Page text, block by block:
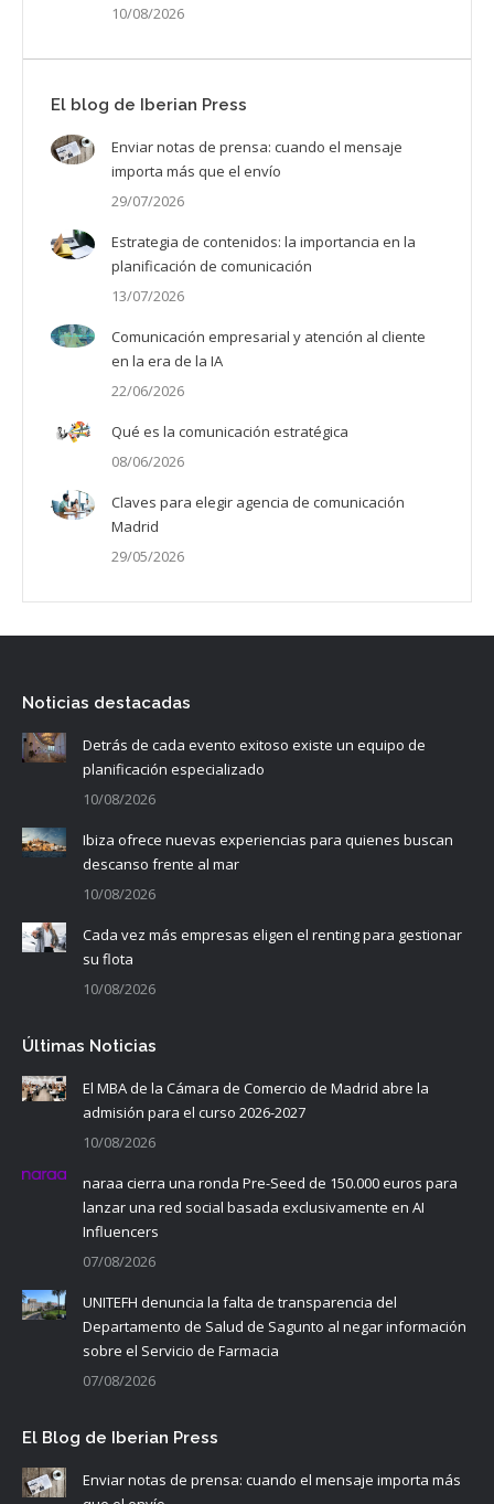
10/08/2026
El blog de Iberian Press
Enviar notas de prensa: cuando el mensaje
importa más que el envío
29/07/2026
Estrategia de contenidos: la importancia en la
planificación de comunicación
13/07/2026
Comunicación empresarial y atención al cliente
en la era de la IA
22/06/2026
Qué es la comunicación estratégica
08/06/2026
Claves para elegir agencia de comunicación
Madrid
29/05/2026
Noticias destacadas
Detrás de cada evento exitoso existe un equipo de
planificación especializado
10/08/2026
Ibiza ofrece nuevas experiencias para quienes buscan
descanso frente al mar
10/08/2026
Cada vez más empresas eligen el renting para gestionar
su flota
10/08/2026
Últimas Noticias
El MBA de la Cámara de Comercio de Madrid abre la
admisión para el curso 2026-2027
10/08/2026
naraa cierra una ronda Pre-Seed de 150.000 euros para
lanzar una red social basada exclusivamente en AI
Influencers
07/08/2026
UNITEFH denuncia la falta de transparencia del
Departamento de Salud de Sagunto al negar información
sobre el Servicio de Farmacia
07/08/2026
El Blog de Iberian Press
Enviar notas de prensa: cuando el mensaje importa más